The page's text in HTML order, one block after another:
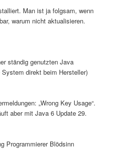
Man ist ja folgsam, wenn
warum nicht aktualisieren.
ständig genutzten Java
direkt beim Hersteller)
„Wrong Key Usage“.
aber mit Java 6 Update 29.
Programmierer Blödsinn